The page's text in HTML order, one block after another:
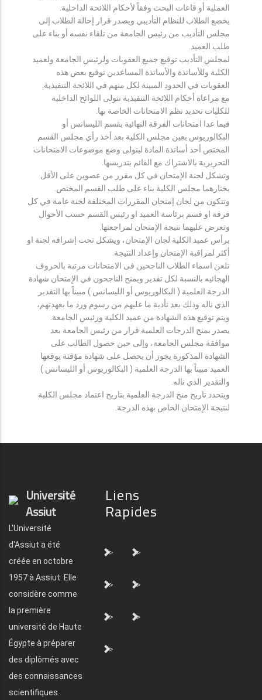
العملية أو قاعات البحث وفقاً لأحكام اللائحة الداخلية.
يخضع الطلاب للنظام التأديبي ويصدر قرار إحالة الطلاب إلى
مجلس التأديب من رئيس الجامعة من تلقاء نفسه أو بناء على
طلب العميد.
لمجلس التأديب توقيع جميع العقوبات ولرئيس الجامعة ولعميد
الكلية وللأساتذة والأساتذة المساعدين توقيع بعض هذه
العقوبات في الحدود المبينة لكل منهم في اللائحة التنفيذية.
مع مراعاة أحكام اللائحة التنفيذية تتولى اللوائح الداخلية
للكليات تحديد نظم الامتحانات الخاصة بها.
فيما عدا امتحانات الفرقة النهائية بقسم الليسانس أو
البكالوريوس يعين مجلس الكلية بعد أخذ رأي مجلس القسم
المختص أحد أساتذة المادة ليتولى وضع موضوعات الامتحانات
التحريرية بالاشتراك مع القائم بتدريسها.
وتشكل لجنة الإمتحان في كل مقرر من عضوين على الأقل
يختارهما مجلس الكلية بناء على طلب القسم المختص.
وتتكون من لجان إمتحان المقررات المختلفة لجنة عامة في كل
فرقة او قسم برئاسة العميد او رئيس القسم حسب الأحوال
وتعرض عليهما نتيجة الإمتحان لمراجعتها.
يرأس عميد الكلية لجان الإمتحان، ويشكل تحت إشرافه لجنة او
أكثر لمراقبة الإمتحان وإعداد النتيجة.
تلعن اسماء الطلاب الناجحين فى الامتحانات مرتبة بالحروف
الهجائيه بالنسبة لكل تقدير ويمنح الناجحون في الإمتحان شهادة
الدرجة العلمية ( البكالوريوس أو الليسانس ) مبيناً بها التقدير
الذي ناله وذلك بعد تأدية ما عليهم من رسوم ورد ما بعهدتهم،
ويتم توقيع هذه الشهادة من عميد الكلية ورئيس الجامعة.
يصدر بمنح الدرجات العلمية قرار من رئيس الجامعة بعد
موافقة مجلس الجامعة، وإلى حين حصول الطالب على
الشهادة المذكورة يجوز أن يحصل على شهادة مؤقتة يوقعها
العميد مبيناً بها الدرجة العلمية ( البكالوريوس أو الليسانس )
والتقدير الذي ناله.
ويتحدد تاريخ منح الدرجة العلمية بتاريخ اعتماد مجلس الكلية
لنتيجة الإمتحان الخاص بهذه الدرجة.
Université
Assiut
L'Université
d'Assiut a été
créée en octobre
1957 à Assiut. Elle
considère comme
la première
université de Haute
Égypte à préparer
des diplômés avec
des connaissances
scientifiques.
Liens
Rapides
"> ">
"> ">
"> ">
">